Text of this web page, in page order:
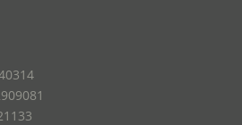
der Verarbeitung
ist die Markierung
Daten mit dem
einzuschränken.